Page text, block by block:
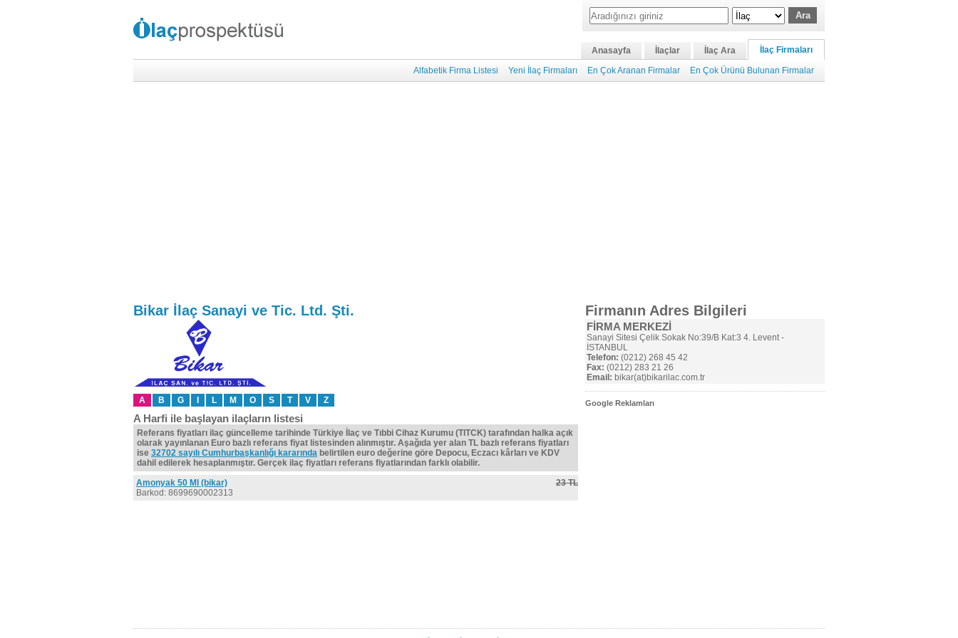
Anasayfa İlaçlar İlaç Ara İlaç Firmaları
Alfabetik Firma Listesi Yeni İlaç Firmaları En Çok Aranan Firmalar En Çok Ürünü Bulunan Firmalar
Bikar İlaç Sanayi ve Tic. Ltd. Şti.
A B G L M O S T V Z
A Harfi ile başlayan ilaçların listesi
Referans fiyatları ilaç güncelleme tarihinde Türkiye İlaç ve Tıbbi Cihaz Kurumu (TITCK) tarafından halka açık
olarak yayınlanan Euro bazlı referans fiyat listesinden alınmıştır. Aşağıda yer alan TL bazlı referans fiyatları
ise 32702 sayılı Cumhurbaşkanlığı kararında belirtilen euro değerine göre Depocu, Eczacı kârları ve KDV
dahil edilerek hesaplanmıştır. Gerçek ilaç fiyatları referans fiyatlarından farklı olabilir.
Amonyak 50 Ml (bikar)
Barkod: 8699690002313
23 TL
Firmanın Adres Bilgileri
FİRMA MERKEZİ
Sanayi Sitesi Çelik Sokak No:39/B Kat:3 4. Levent -
İSTANBUL
Telefon: (0212) 268 45 42
Fax: (0212) 283 21 26
Email: bikar(at)bikarilac.com.tr
Google Reklamları